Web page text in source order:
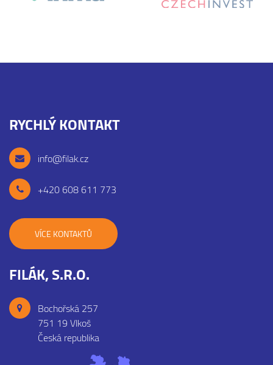
RYCHLÝ KONTAKT
info@filak.cz
+420 608 611 773
VÍCE KONTAKTŮ
FILÁK, S.R.O.
Bochořská 257
751 19 Vlkoš
Česká republika